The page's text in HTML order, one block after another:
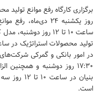
روز یکشنبه ۲۴
ساعت ۱۰ تا ۱۲ روز
۱۷:۳۰ روز دوشنبه و
بنیان در
است.